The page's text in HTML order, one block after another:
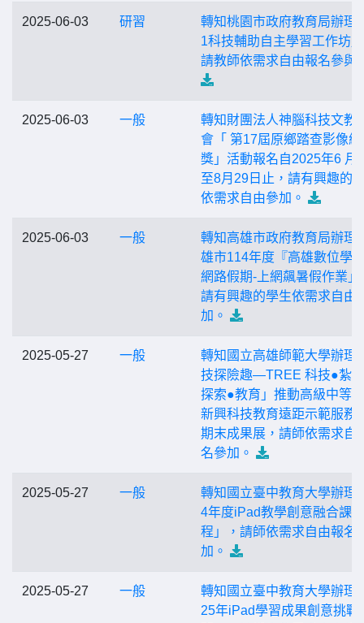
2025-06-03 研習
轉知桃園市政府教育局辦理
1科技輔助自主學習工作坊
請教師依需求自由報名參與
2025-06-03 一般
轉知財團法人神腦科技文教
會「 第17屆原鄉踏查影像紀
獎」活動報名自2025年6 月
至8月29日止，請有興趣的
依需求自由參加。
2025-06-03 一般
轉知高雄市政府教育局辦理
雄市114年度『高雄數位學
網路假期-上網飆暑假作業」
請有興趣的學生依需求自由
加。
2025-05-27 一般
轉知國立高雄師範大學辦理
技探險趣—TREE 科技●紮
探索●教育」推動高級中等
新興科技教育遠距示範服務
期末成果展，請師依需求自
名參加。
2025-05-27 一般
轉知國立臺中教育大學辦理
4年度iPad教學創意融合課
程」，請師依需求自由報名
加。
2025-05-27 一般
轉知國立臺中教育大學辦理
25年iPad學習成果創意挑戰